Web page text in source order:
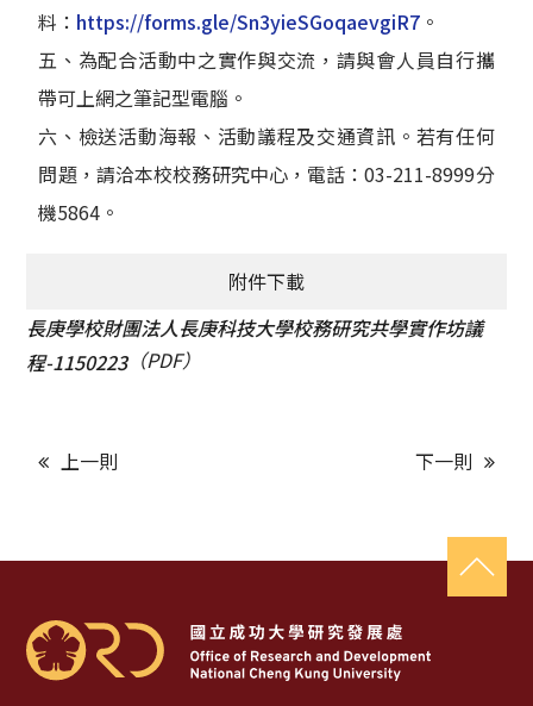
料： https://forms.gle/Sn3yieSGoqaevgiR7 。
五、為配合活動中之實作與交流，請與會人員自行攜
帶可上網之筆記型電腦。
六、檢送活動海報、活動議程及交通資訊。若有任何
問題，請洽本校校務研究中心，電話：03-211-8999分
機5864。
附件下載
長庚學校財團法人長庚科技大學校務研究共學實作坊議
程-1150223（PDF）
上一則 下一則